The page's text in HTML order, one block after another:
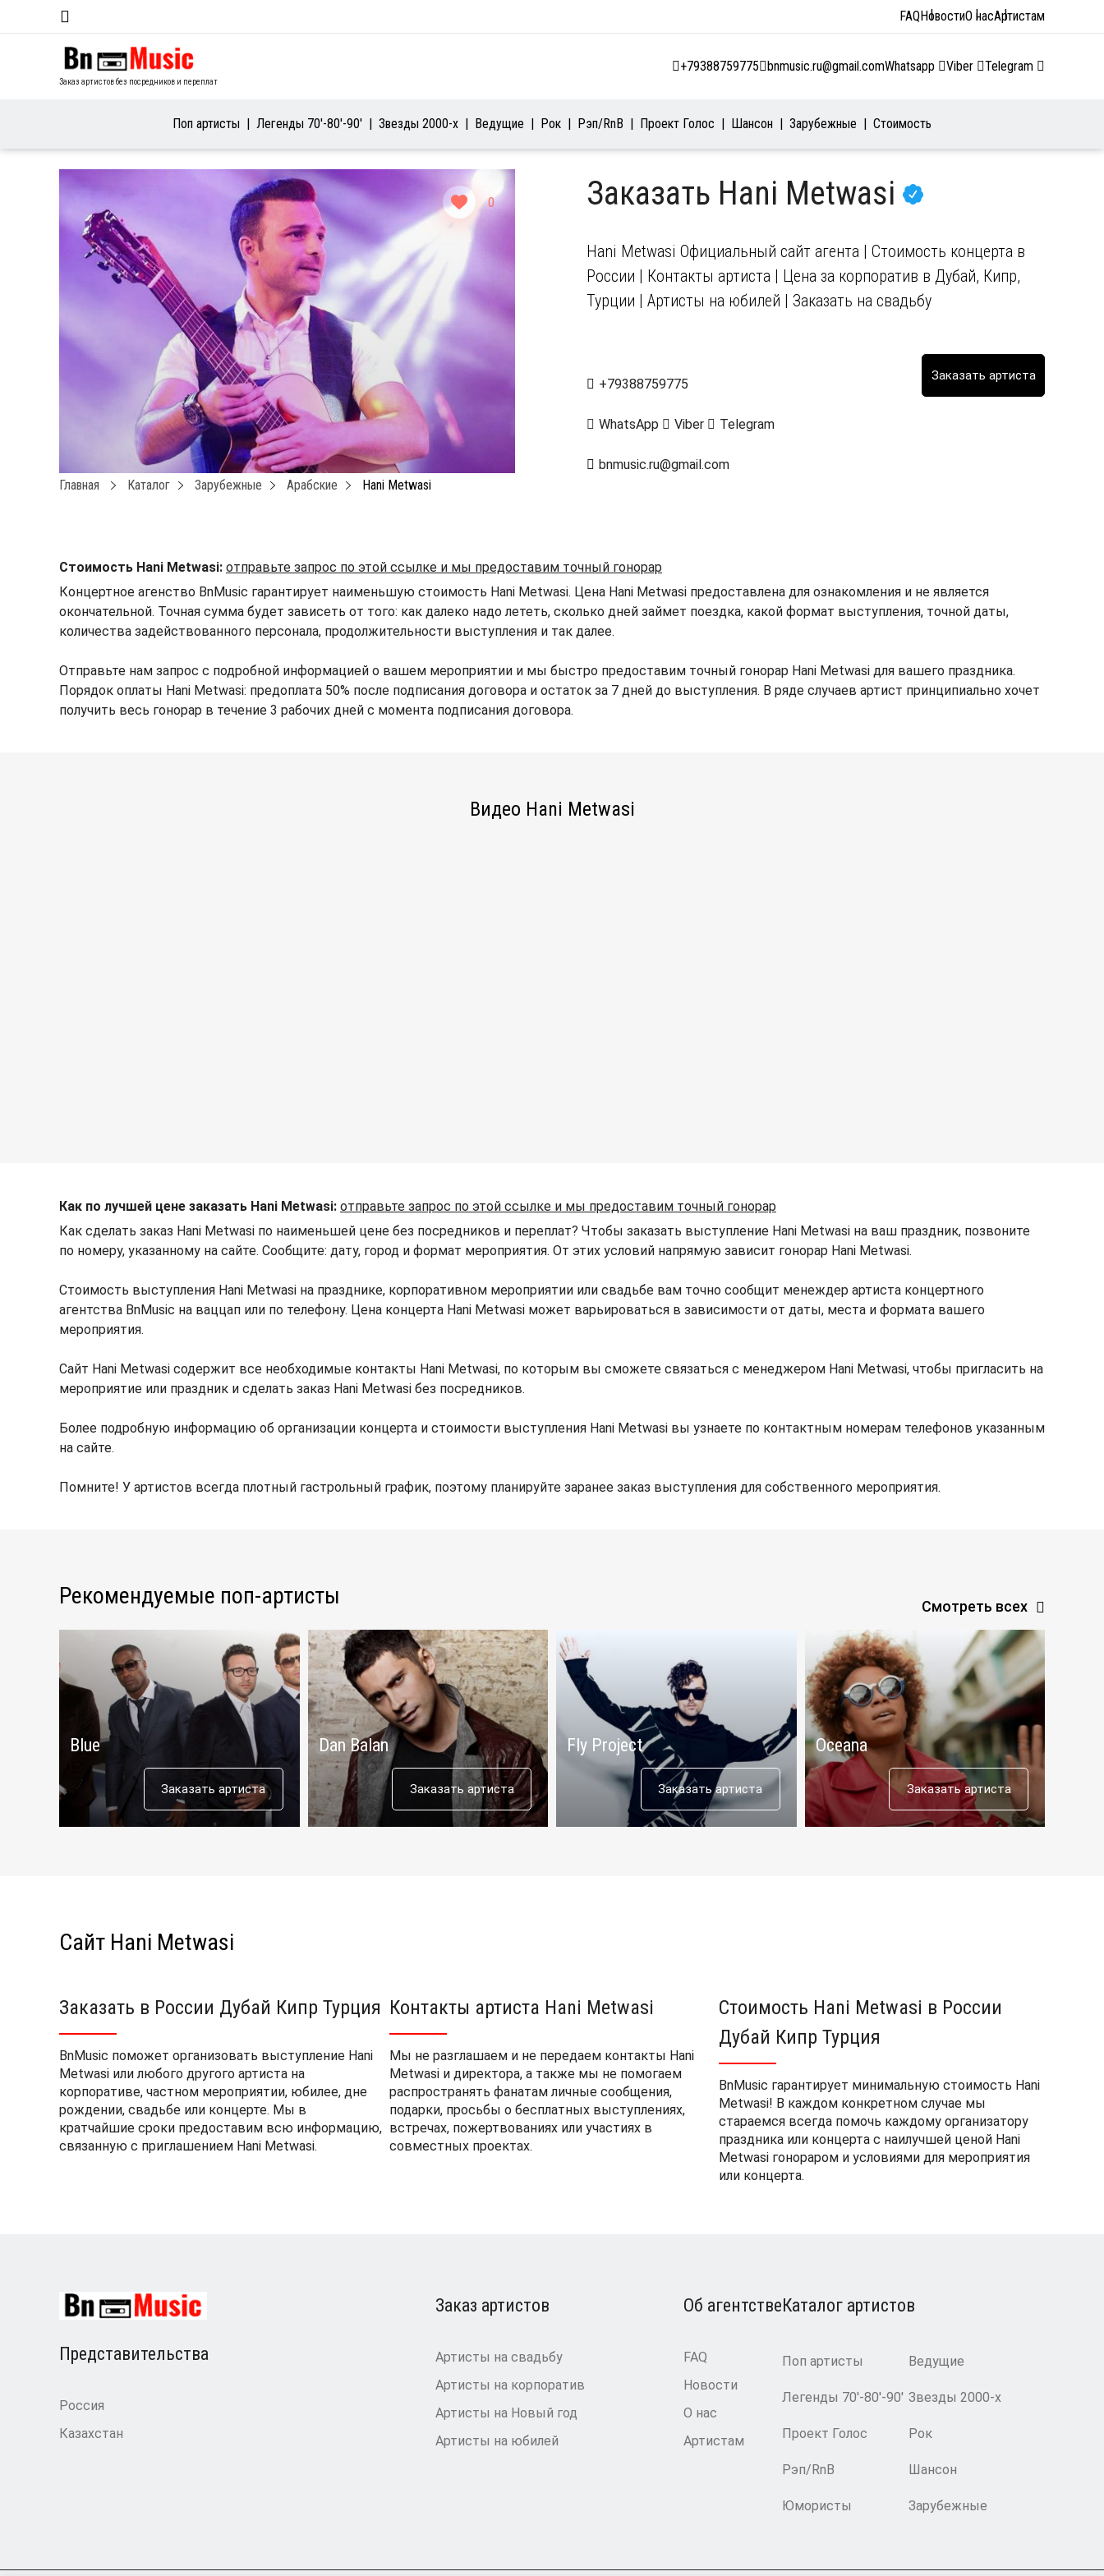
FAQНовостиО насАртистам
Заказ артистов без посредников и переплат
+79388759775 bnmusic.ru@gmail.comWhatsapp Viber Telegram
Поп артисты Легенды 70′-80′-90′ Звезды 2000-х Ведущие Рок Рэп/RnB Проект Голос Шансон Зарубежные Стоимость
0
Главная Каталог Зарубежные Арабские Hani Metwasi
Заказать Hani Metwasi
Hani Metwasi Официальный сайт агента | Стоимость концерта в
России | Контакты артиста | Цена за корпоратив в Дубай, Кипр,
Турции | Артисты на юбилей | Заказать на свадьбу
+79388759775
WhatsApp Viber Telegram
bnmusic.ru@gmail.com
Стоимость Hani Metwasi: отправьте запрос по этой ссылке и мы предоставим точный гонорар
Концертное агенство BnMusic гарантирует наименьшую стоимость Hani Metwasi. Цена Hani Metwasi предоставлена для ознакомления и не является
окончательной. Точная сумма будет зависеть от того: как далеко надо лететь, сколько дней займет поездка, какой формат выступления, точной даты,
количества задействованного персонала, продолжительности выступления и так далее.
Отправьте нам запрос с подробной информацией о вашем мероприятии и мы быстро предоставим точный гонорар Hani Metwasi для вашего праздника.
Порядок оплаты Hani Metwasi: предоплата 50% после подписания договора и остаток за 7 дней до выступления. В ряде случаев артист принципиально хочет
получить весь гонорар в течение 3 рабочих дней с момента подписания договора.
Видео Hani Metwasi
Как по лучшей цене заказать Hani Metwasi: отправьте запрос по этой ссылке и мы предоставим точный гонорар
Как сделать заказ Hani Metwasi по наименьшей цене без посредников и переплат? Чтобы заказать выступление Hani Metwasi на ваш праздник, позвоните
по номеру, указанному на сайте. Сообщите: дату, город и формат мероприятия. От этих условий напрямую зависит гонорар Hani Metwasi.
Стоимость выступления Hani Metwasi на празднике, корпоративном мероприятии или свадьбе вам точно сообщит менеждер артиста концертного
агентства BnMusic на ваццап или по телефону. Цена концерта Hani Metwasi может варьироваться в зависимости от даты, места и формата вашего
мероприятия.
Сайт Hani Metwasi содержит все необходимые контакты Hani Metwasi, по которым вы сможете связаться с менеджером Hani Metwasi, чтобы пригласить на
мероприятие или праздник и сделать заказ Hani Metwasi без посредников.
Более подробную информацию об организации концерта и стоимости выступления Hani Metwasi вы узнаете по контактным номерам телефонов указанным
на сайте.
Помните! У артистов всегда плотный гастрольный график, поэтому планируйте заранее заказ выступления для собственного мероприятия.
Смотреть всех
Рекомендуемые поп-артисты
Blue
Заказать артиста
Dan Balan
Заказать артиста
Fly Project
Заказать артиста
Oceana
Заказать артиста
Сайт Hani Metwasi
Заказать в России Дубай Кипр Турция
BnMusic поможет организовать выступление Hani
Metwasi или любого другого артиста на
корпоративе, частном мероприятии, юбилее, дне
рождении, свадьбе или концерте. Мы в
кратчайшие сроки предоставим всю информацию,
связанную с приглашением Hani Metwasi.
Контакты артиста Hani Metwasi
Мы не разглашаем и не передаем контакты Hani
Metwasi и директора, а также мы не помогаем
распространять фанатам личные сообщения,
подарки, просьбы о бесплатных выступлениях,
встречах, пожертвованиях или участиях в
совместных проектах.
Стоимость Hani Metwasi в России
Дубай Кипр Турция
BnMusic гарантирует минимальную стоимость Hani
Metwasi! В каждом конкретном случае мы
стараемся всегда помочь каждому организатору
праздника или концерта с наилучшей ценой Hani
Metwasi гонораром и условиями для мероприятия
или концерта.
Представительства
Россия
Казахстан
Каталог артистов
Поп артисты Ведущие
Легенды 70′-80′-90′ Звезды 2000-х
Проект Голос Рок
Рэп/RnB Шансон
Юмористы Зарубежные
Заказ артистов
Артисты на свадьбу
Артисты на корпоратив
Артисты на Новый год
Артисты на юбилей
Об агентстве
FAQ
Новости
О нас
Артистам